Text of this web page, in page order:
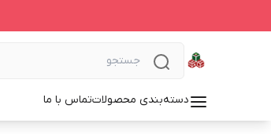
دسته‌بندی محصولاتتماس با ما